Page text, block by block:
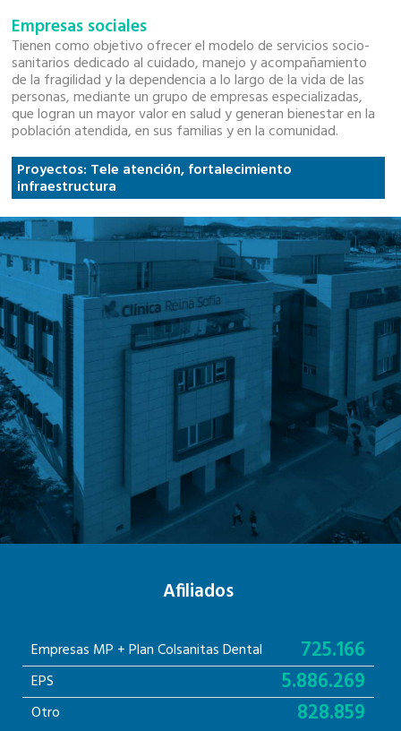
Empresas sociales
Tienen como objetivo ofrecer el modelo de servicios socio-
sanitarios dedicado al cuidado, manejo y acompañamiento
de la fragilidad y la dependencia a lo largo de la vida de las
personas, mediante un grupo de empresas especializadas,
que logran un mayor valor en salud y generan bienestar en la
población atendida, en sus familias y en la comunidad.
Proyectos: Tele atención, fortalecimiento
infraestructura
Afiliados
Empresas MP + Plan Colsanitas Dental 725.166
EPS 5.886.269
Otro 828.859